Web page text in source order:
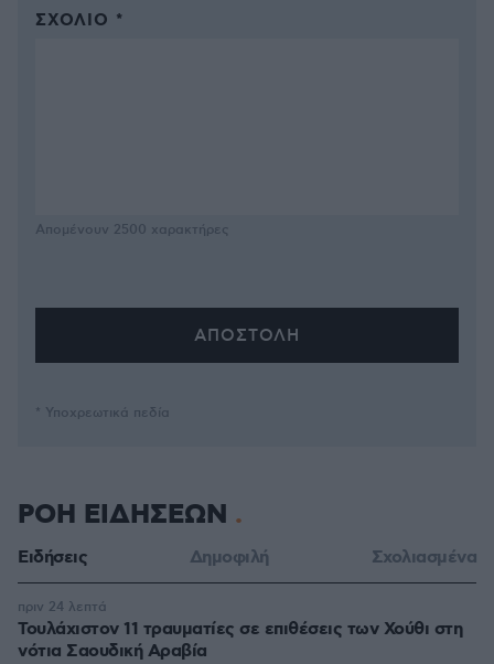
ΣΧΌΛΙΟ *
Απομένουν 2500 χαρακτήρες
* Υποχρεωτικά πεδία
ΡΟΗ ΕΙΔΗΣΕΩΝ
Ειδήσεις Δημοφιλή Σχολιασμένα
Τουλάχιστον 11 τραυματίες σε επιθέσεις των Χούθι στη
νότια Σαουδική Αραβία
πριν 24 λεπτά